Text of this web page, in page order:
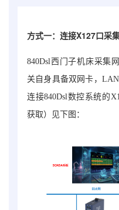
方式一：连接X127口采
840Dsl西门子机床采集
关自身具备双网卡，
连接840Dsl数控系统的
获取）见下图：